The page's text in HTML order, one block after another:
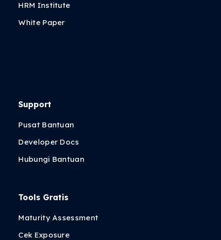
HRM Institute
White Paper
Support
Pusat Bantuan
Developer Docs
Hubungi Bantuan
Tools Gratis
Maturity Assessment
Cek Exposure